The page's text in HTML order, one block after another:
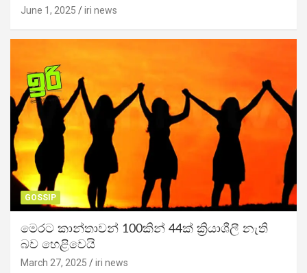
June 1, 2025 iri news
GOSSIP
මෙරට කාන්තාවන් 100කින් 44ක් ක්‍රියාශීලී නැති
බව හෙළිවෙයි
March 27, 2025 iri news